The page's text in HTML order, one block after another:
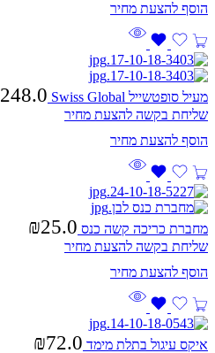
מעיל סופטשייל Swiss Global 248.0
שליחת בקשה להצעת מחיר
מחברת כריכה קשה כנס ₪25.0
שליחת בקשה להצעת מחיר
איקס עיגול בתלת מימד ₪72.0